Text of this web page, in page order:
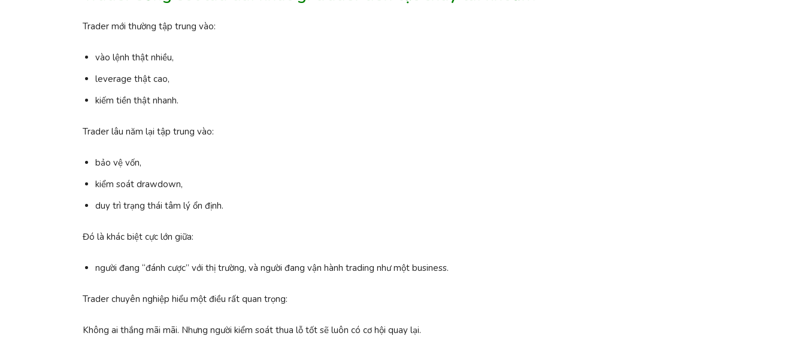
Trader mới thường tập trung vào:
vào lệnh thật nhiều,
leverage thật cao,
kiếm tiền thật nhanh.
Trader lâu năm lại tập trung vào:
bảo vệ vốn,
kiểm soát drawdown,
duy trì trạng thái tâm lý ổn định.
Đó là khác biệt cực lớn giữa:
người đang “đánh cược” với thị trường, và người đang vận hành trading như một business.
Trader chuyên nghiệp hiểu một điều rất quan trọng:
Không ai thắng mãi mãi. Nhưng người kiểm soát thua lỗ tốt sẽ luôn có cơ hội quay lại.